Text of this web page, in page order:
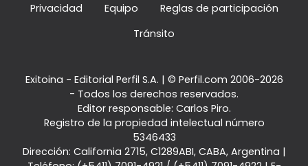
Privacidad
Equipo
Reglas de participación
Tránsito
Exitoina - Editorial Perfil S.A. | © Perfil.com 2006-2026
- Todos los derechos reservados.
Editor responsable: Carlos Piro.
Registro de la propiedad intelectual número
5346433
Dirección: California 2715, C1289ABI, CABA, Argentina |